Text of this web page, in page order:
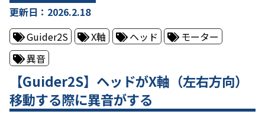
更新日：2026.2.18
Guider2S
X軸 ヘッド
モーター
異音
【Guider2S】ヘッドがX軸（左右方向）
移動する際に異音がする